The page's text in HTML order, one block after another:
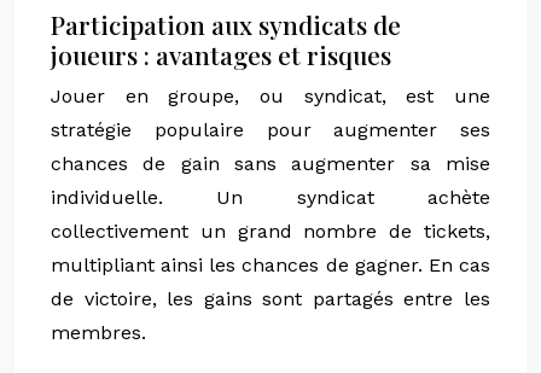
Participation aux syndicats de
joueurs : avantages et risques
Jouer en groupe, ou syndicat, est une
stratégie populaire pour augmenter ses
chances de gain sans augmenter sa mise
individuelle. Un syndicat achète
collectivement un grand nombre de tickets,
multipliant ainsi les chances de gagner. En cas
de victoire, les gains sont partagés entre les
membres.